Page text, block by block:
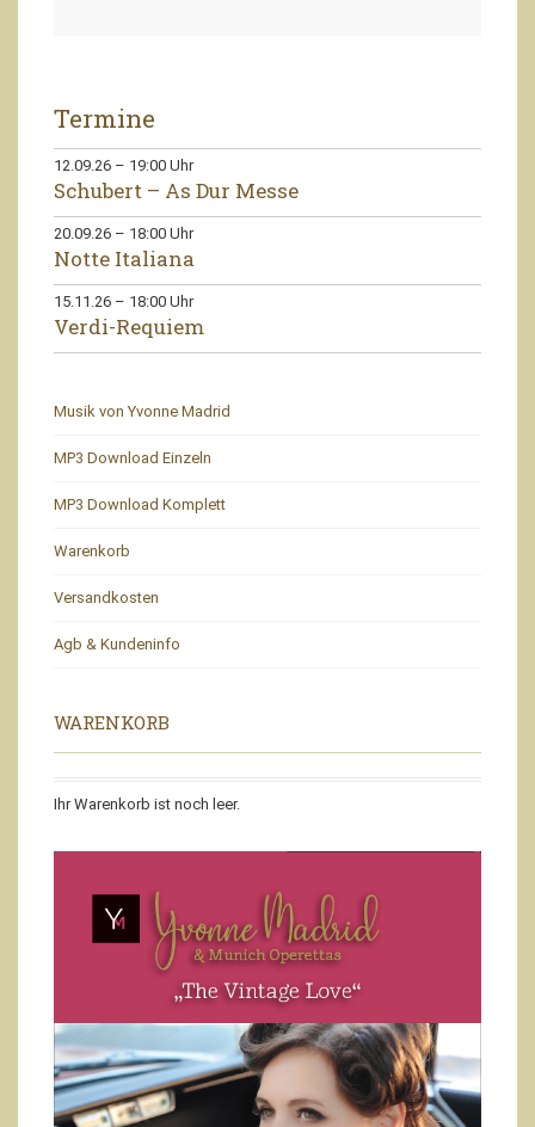
Termine
12.09.26 – 19:00 Uhr
Schubert – As Dur Messe
20.09.26 – 18:00 Uhr
Notte Italiana
15.11.26 – 18:00 Uhr
Verdi-Requiem
Musik von Yvonne Madrid
MP3 Download Einzeln
MP3 Download Komplett
Warenkorb
Versandkosten
Agb & Kundeninfo
WARENKORB
Ihr Warenkorb ist noch leer.